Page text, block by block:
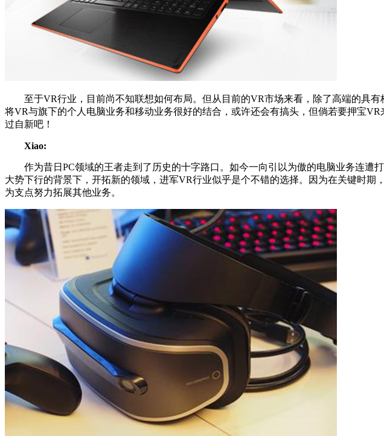
至于VR行业，目前尚不知联想如何布局。但从目前的VR市场来看，除了高端的具有
将VR与旗下的个人电脑业务和移动业务很好的结合，或许还会有搞头，但倘若要押宝
过自新吧！
Xiao:
作为昔日PC领域的王者走到了历史的十字路口。如今一向引以为傲的电脑业务连遭
大势下行的背景下，开拓新的领域，进军VR行业似乎是个不错的选择。因为在关键时
为支点努力拓展其他业务。